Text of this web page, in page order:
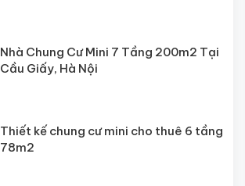
Nhà Chung Cư Mini 7 Tầng 200m2 Tại
Cầu Giấy, Hà Nội
Thiết kế chung cư mini cho thuê 6 tầng
78m2